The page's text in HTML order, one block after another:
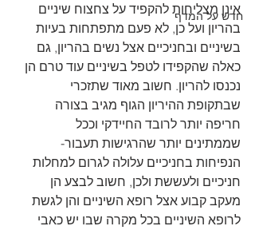
חדש על המדף
אינן מצליחות להקפיד על צחצוח שיניים
בהריון ועל כן, לא פעם מתפתחות בעיות
בשיניים ובחניכיים אצל נשים בהריון, גם
כאלה שהקפידו לטפל בשיניים עוד טרם הן
נכנסו להריון. חשוב מאוד שתזכרי
שבתקופת ההיריון הגוף מגיב בצורה
חריפה יותר לרובד החיידקי וככל
שממתינים יותר שהרגישות תעבור-
הנפיחות בחניכיים עלולה לגרום למחלות
חניכיים ולעששת ולכן, חשוב לבצע הן
מעקב קבוע אצל רופא השיניים והן לגשת
לרופא השיניים בכל מקרה שבו יש כאבי